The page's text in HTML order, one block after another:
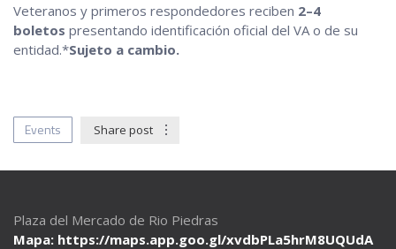
Veteranos y primeros respondedores reciben 2–4
boletos presentando identificación oficial del VA o de su
entidad.*Sujeto a cambio.
Events Share post
Plaza del Mercado de Rio Piedras
Mapa: https://maps.app.goo.gl/xvdbPLa5hrM8UQUdA